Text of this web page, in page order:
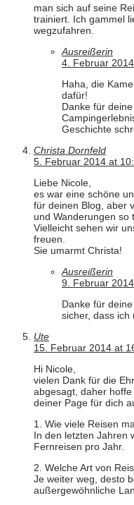
man sich auf seine
trainiert. Ich gammel
wegzufahren.
Ausreißerin
4. Februar
Haha, die
dafür!
Danke für
Geschichte
Christa Dornfeld
5. Februar 2014 at
Liebe Nicole,
es war eine schöne
für deinen Blog, aber
und Wanderungen so
Vielleicht sehen wir
freuen.
Sie umarmt Christa!
Ausreißerin
9. Februar
Danke für
sicher, dass ich
Ute
15. Februar 2014 at
Hi Nicole,
vielen Dank für die
abgesagt, daher
deiner Page für dich
1. Wie viele Reisen
In den letzten Jahren
Fernreisen pro Jahr.
2. Welche Art von
Je weiter weg, desto
außergewöhnliche